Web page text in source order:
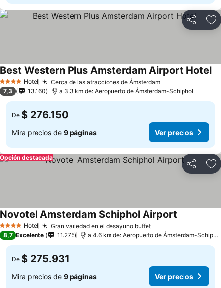
Compartir
4 EstrellasHotel Cerca de las atracciones de Ámsterdam
Best Western Plus Amsterdam Airport Hotel
7,3 13.160 a 3.3 km de: Aeropuerto de Ámsterdam-Schiphol
De $ 276.150
Mira precios de 9 páginas Ver precios
Compartir
Opción destacada
4 EstrellasHotel Gran variedad en el desayuno buffet
Novotel Amsterdam Schiphol Airport
8,7 Excelente 11.275 a 4.6 km de: Aeropuerto de Ámsterdam-Schiphol
De $ 275.931
Mira precios de 9 páginas Ver precios